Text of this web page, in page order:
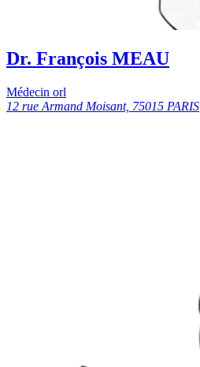
Dr. François MEAU
Médecin orl
12 rue Armand Moisant, 75015 PARIS